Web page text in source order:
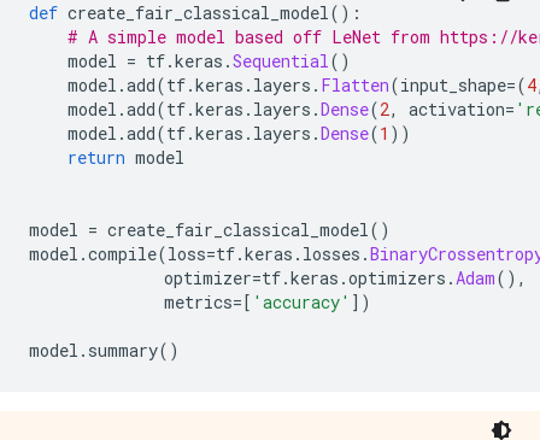
def create_fair_classical_model():
# A simple model based off LeNet from https://
model = tf.keras .Sequential()
model .add(tf.keras . layers . Flatten(input_shape=(4
model .add(tf.keras . layers .Dense(2, activation=
model .add(tf.keras . layers .Dense(1 ))
return model
model = create_fair_classical_model()
model .compile(loss=tf.keras . losses .
optimizer=tf.keras .optimizers .Adam(),
metrics=[ 'accuracy' ])
model . summary()